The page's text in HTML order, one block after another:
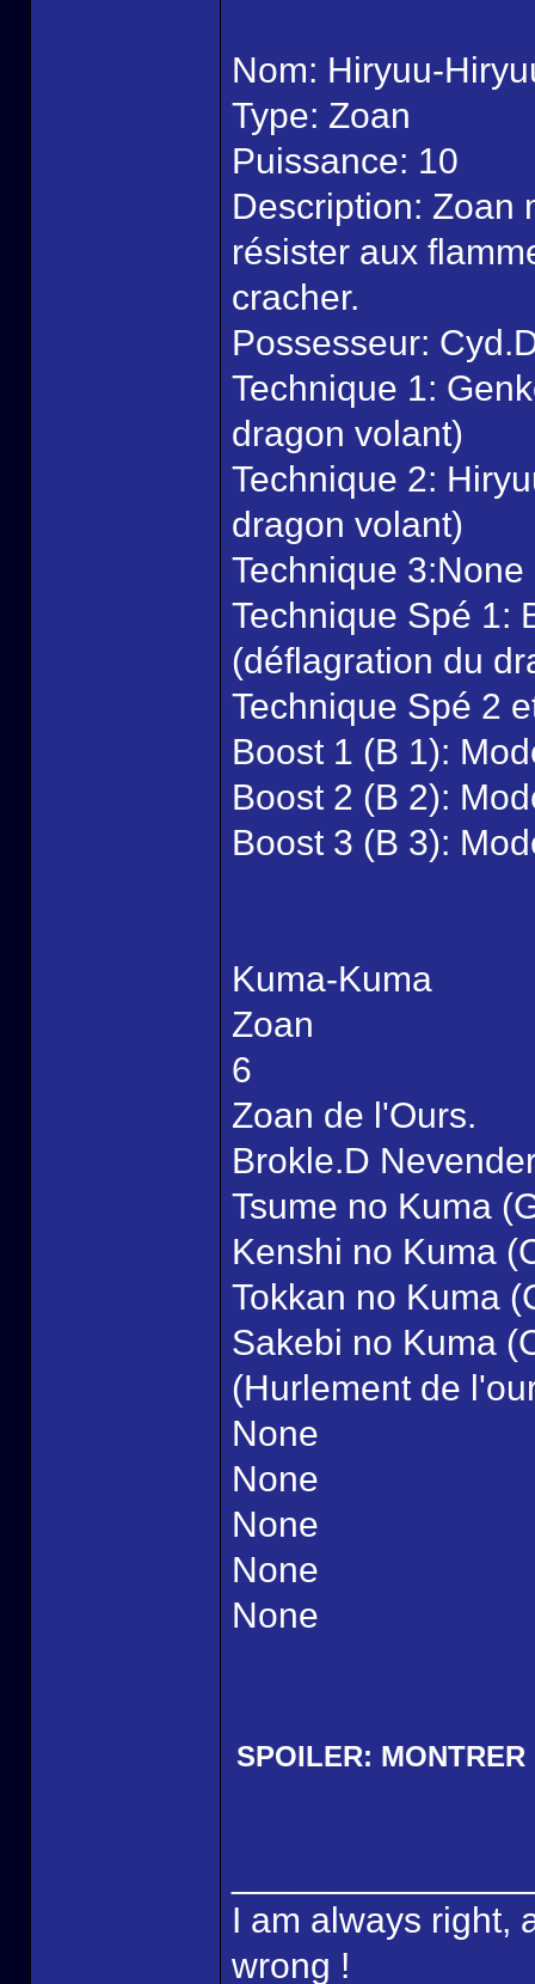
Nom: Hiryuu-
Type: Zoan
Puissance: 10
Description: Zoan
résister aux
cracher.
Possesseur:
Technique 1:
dragon volant)
Technique 2:
dragon volant)
Technique 3:None
Technique Spé 1:
(déflagration du
Technique Spé 2
Boost 1 (B 1):
Boost 2 (B 2):
Boost 3 (B 3):
Kuma-Kuma
Zoan
6
Zoan de l'Ours.
Brokle.D
Tsume no Kuma
Kenshi no Kuma
Tokkan no Kuma
Sakebi no Kuma
(Hurlement de
None
None
None
None
None
SPOILER: MONTRER
I am always right,
wrong !